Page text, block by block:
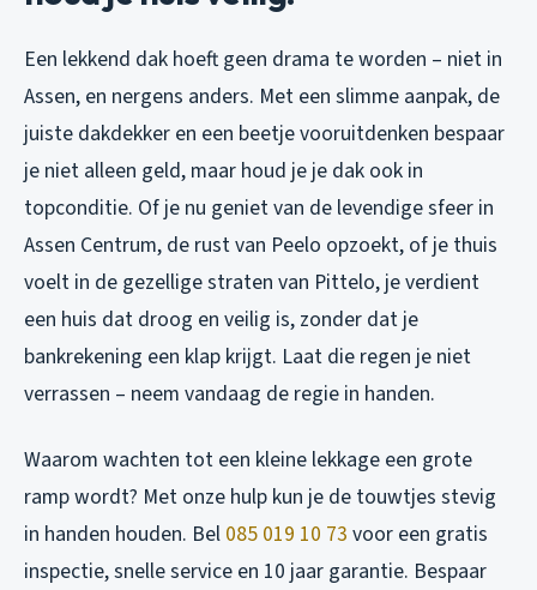
Een lekkend dak hoeft geen drama te worden – niet in
Assen, en nergens anders. Met een slimme aanpak, de
juiste dakdekker en een beetje vooruitdenken bespaar
je niet alleen geld, maar houd je je dak ook in
topconditie. Of je nu geniet van de levendige sfeer in
Assen Centrum, de rust van Peelo opzoekt, of je thuis
voelt in de gezellige straten van Pittelo, je verdient
een huis dat droog en veilig is, zonder dat je
bankrekening een klap krijgt. Laat die regen je niet
verrassen – neem vandaag de regie in handen.
Waarom wachten tot een kleine lekkage een grote
ramp wordt? Met onze hulp kun je de touwtjes stevig
in handen houden. Bel 085 019 10 73 voor een gratis
inspectie, snelle service en 10 jaar garantie. Bespaar